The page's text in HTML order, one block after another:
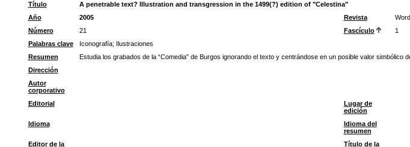
Título
A penetrable text? Illustration and transgression in the 1499(?) edition of "Celestina"
Año
2005 Revista
Número
21 Fascículo 1
Palabras clave
Iconografía; Ilustraciones
Resumen
Estudia los grabados de la “Comedia” de Burgos ignorando el texto y centrándose en un posible valor simbólico
Dirección
Autor
corporativo
Editorial
Lugar de
edición
Idioma
Idioma del
resumen
Editor de la
Título de la